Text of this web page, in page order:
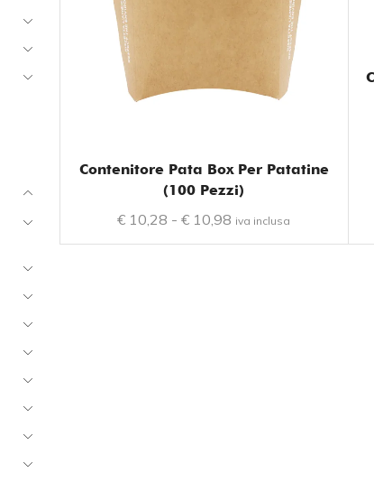
Contenitore Pata Box Per Patatine
(100 Pezzi)
€ 10,28 - € 10,98 iva inclusa